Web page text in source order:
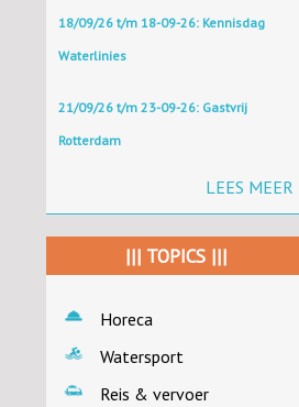
18/09/26 t/m 18-09-26: Kennisdag
Waterlinies
21/09/26 t/m 23-09-26: Gastvrij
Rotterdam
LEES MEER
||| TOPICS |||
Horeca
Watersport
Reis & vervoer